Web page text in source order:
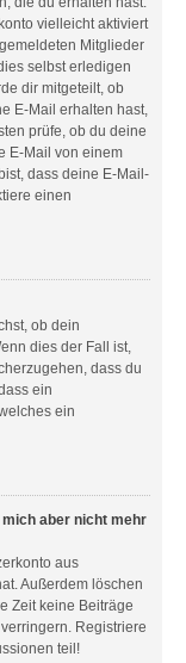
vielleicht aktiviert
Mitglieder
selbst erledigen
dir mitgeteilt, ob
E-Mail erhalten hast,
prüfe, ob du deine
E-Mail von einem
dass deine E-Mail-
einen
ob dein
dies der Fall ist,
dass du
ein
ein
aber nicht mehr
aus
Außerdem löschen
Zeit keine Beiträge
Registriere
teil!